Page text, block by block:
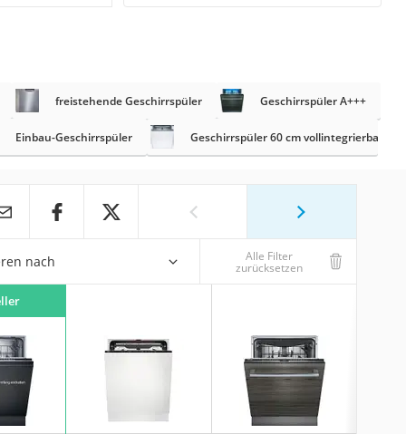
freistehende Geschirrspüler Geschirrspüler A+++
Einbau-Geschirrspüler Geschirrspüler 60 cm vollintegrierbar
nach Alle Filter
zurücksetzen